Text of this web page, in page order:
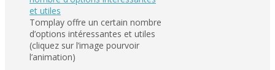
Tomplay offre un certain nombre
d’options intéressantes et utiles
(cliquez sur l’image pourvoir
l’animation)